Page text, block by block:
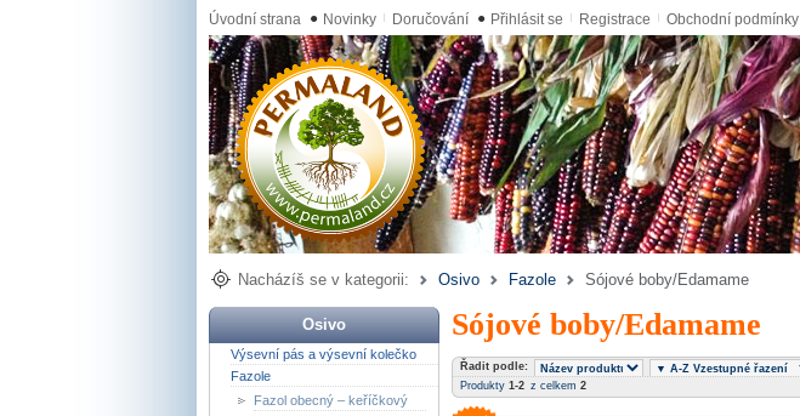
Úvodní strana ● Novinky Doručování ● Přihlásit se Registrace Obchodní podmínky
Nacházíš se v kategorii: Osivo Fazole Sójové boby/Edamame
Osivo
Výsevní pás a výsevní kolečko
Fazole
Fazol obecný – keříčkový
Sójové boby/Edamame
Řadit podle:
Produkty 1-2 z celkem 2